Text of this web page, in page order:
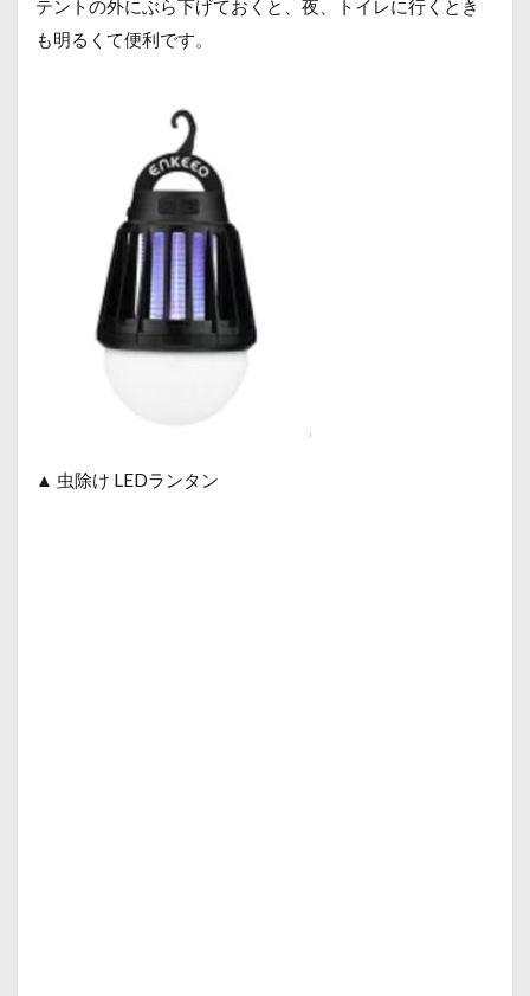
テントの外にぶら下げておくと、夜、トイレに行くとき
も明るくて便利です。
▲ 虫除け LEDランタン